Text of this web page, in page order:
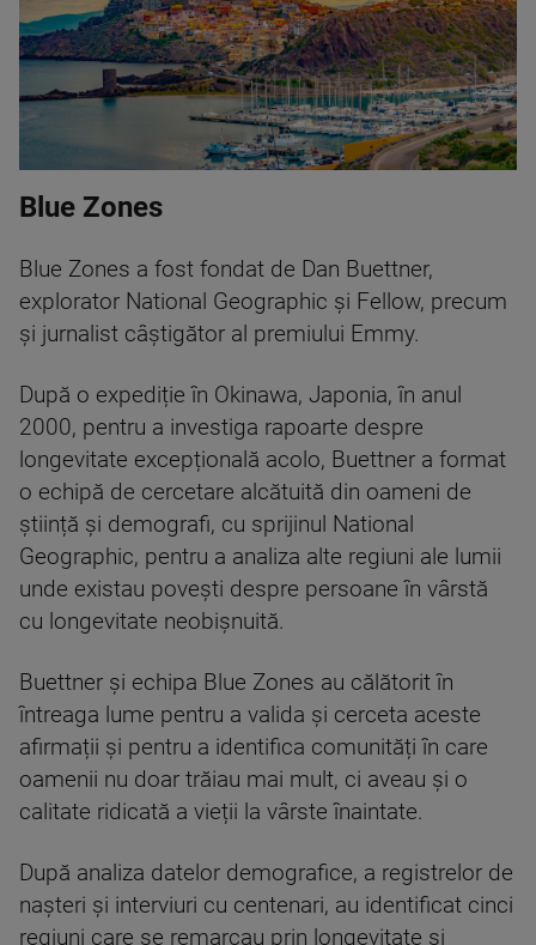
Blue Zones
Blue Zones a fost fondat de Dan Buettner,
explorator National Geographic și Fellow, precum
și jurnalist câștigător al premiului Emmy.
După o expediție în Okinawa, Japonia, în anul
2000, pentru a investiga rapoarte despre
longevitate excepțională acolo, Buettner a format
o echipă de cercetare alcătuită din oameni de
știință și demografi, cu sprijinul National
Geographic, pentru a analiza alte regiuni ale lumii
unde existau povești despre persoane în vârstă
cu longevitate neobișnuită.
Buettner și echipa Blue Zones au călătorit în
întreaga lume pentru a valida și cerceta aceste
afirmații și pentru a identifica comunități în care
oamenii nu doar trăiau mai mult, ci aveau și o
calitate ridicată a vieții la vârste înaintate.
După analiza datelor demografice, a registrelor de
nașteri și interviuri cu centenari, au identificat cinci
regiuni care se remarcau prin longevitate și